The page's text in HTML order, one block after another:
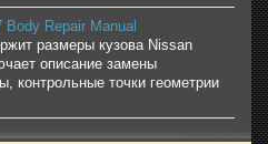
Body Repair Manual
размеры кузова Nissan
описание замены
контрольные точки геометрии